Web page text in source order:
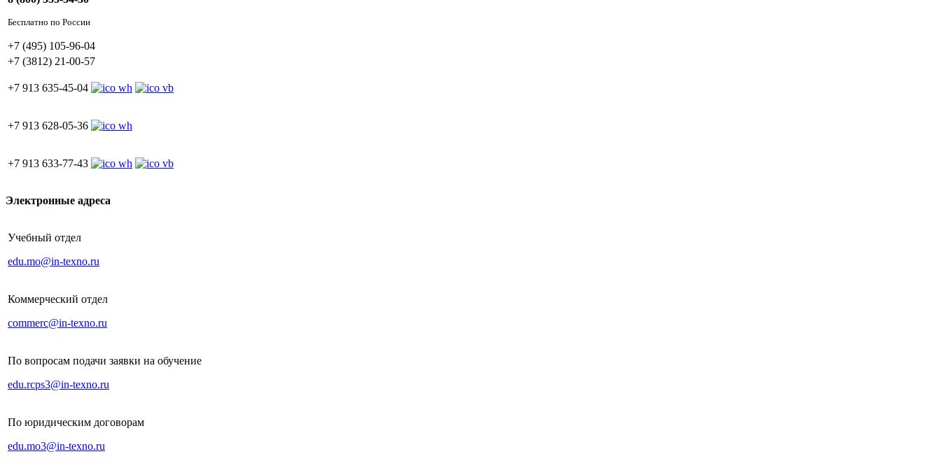
Бесплатно по России
+7 (495) 105-96-04
+7 (3812) 21-00-57
+7 913 635-45-04
+7 913 628-05-36
+7 913 633-77-43
Электронные адреса
Учебный отдел
edu.mo@in-texno.ru
Коммерческий отдел
commerc@in-texno.ru
По вопросам подачи заявки на обучение
edu.rcps3@in-texno.ru
По юридическим договорам
edu.mo3@in-texno.ru